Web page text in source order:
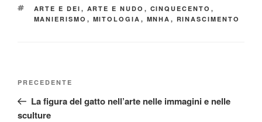
TAG
ARTE E DEI , ARTE E NUDO , CINQUECENTO ,
MANIERISMO , MITOLOGIA , MNHA , RINASCIMENTO
Articolo
precedente:
PRECEDENTE
La figura del gatto nell’arte nelle immagini e nelle
sculture